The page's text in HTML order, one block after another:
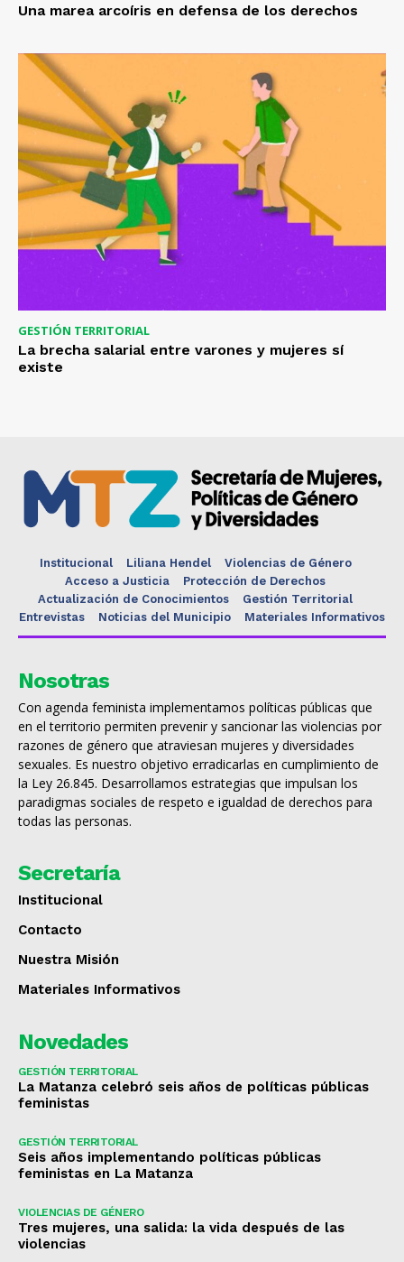
Una marea arcoíris en defensa de los derechos
GESTIÓN TERRITORIAL
La brecha salarial entre varones y mujeres sí
existe
Institucional Liliana Hendel
Violencias de Género
Acceso a Justicia
Protección de Derechos
Actualización de Conocimientos
Gestión Territorial
Entrevistas
Noticias del Municipio Materiales Informativos
Nosotras
Con agenda feminista implementamos políticas públicas que
en el territorio permiten prevenir y sancionar las violencias por
razones de género que atraviesan mujeres y diversidades
sexuales. Es nuestro objetivo erradicarlas en cumplimiento de
la Ley 26.845. Desarrollamos estrategias que impulsan los
paradigmas sociales de respeto e igualdad de derechos para
todas las personas.
Secretaría
Institucional
Contacto
Nuestra Misión
Materiales Informativos
Novedades
GESTIÓN TERRITORIAL
La Matanza celebró seis años de políticas públicas
feministas
GESTIÓN TERRITORIAL
Seis años implementando políticas públicas
feministas en La Matanza
VIOLENCIAS DE GÉNERO
Tres mujeres, una salida: la vida después de las
violencias